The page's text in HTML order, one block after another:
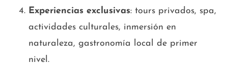
Experiencias exclusivas: tours privados, spa,
actividades culturales, inmersión en
naturaleza, gastronomía local de primer
nivel.